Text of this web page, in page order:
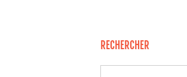
RECHERCHER